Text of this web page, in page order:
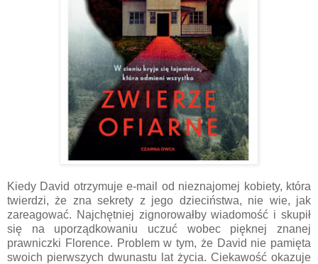
Kiedy David otrzymuje e-mail od nieznajomej kobiety, która
twierdzi, że zna sekrety z jego dzieciństwa, nie wie, jak
zareagować. Najchętniej zignorowałby wiadomość i skupił
się na uporządkowaniu uczuć wobec pięknej znanej
prawniczki Florence. Problem w tym, że David nie pamięta
swoich pierwszych dwunastu lat życia. Ciekawość okazuje